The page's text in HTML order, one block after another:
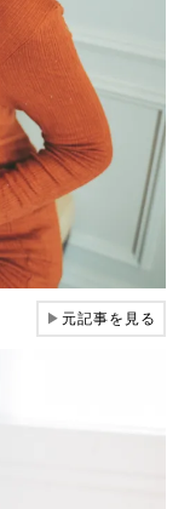
▶元記事を見る